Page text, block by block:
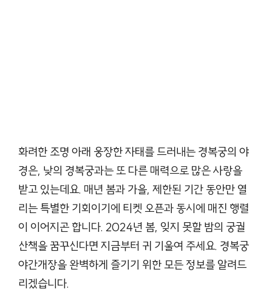
화려한 조명 아래 웅장한 자태를 드러내는 경복궁의 야
경은, 낮의 경복궁과는 또 다른 매력으로 많은 사랑을
받고 있는데요. 매년 봄과 가을, 제한된 기간 동안만 열
리는 특별한 기회이기에 티켓 오픈과 동시에 매진 행렬
이 이어지곤 합니다. 2024년 봄, 잊지 못할 밤의 궁궐
산책을 꿈꾸신다면 지금부터 귀 기울여 주세요. 경복궁
야간개장을 완벽하게 즐기기 위한 모든 정보를 알려드
리겠습니다.